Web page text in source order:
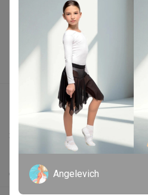
Подарочные сертификаты
Реклама на сайте
Поставщикам
Вакансии
support@24-ok.ru
Написать в поддержку
Защита покупателя
Помощь
О нас
Angelevich